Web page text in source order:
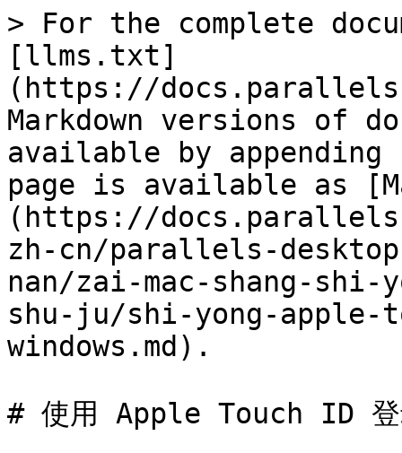
> For the complete
[llms.txt]
(https://
Markdown versions of
available by
page is available as
(https://
zh-cn/parallels-
nan/zai-mac-shang-shi-
shu-ju/shi-yong-apple-
windows.md).
# 使用 Apple Touch ID 登